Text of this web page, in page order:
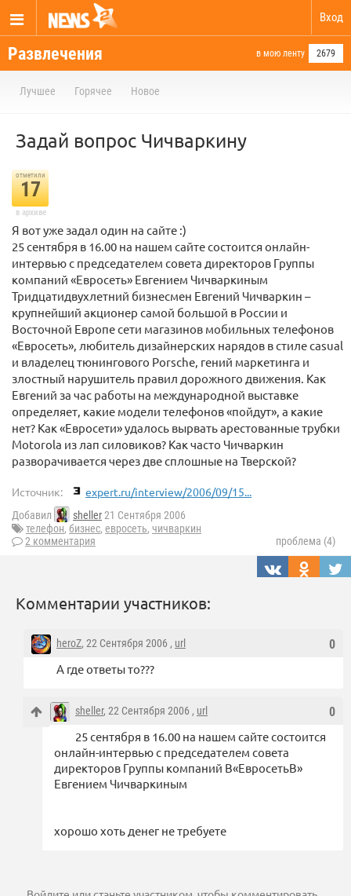
Вход
Развлечения в мою ленту 2679
Лучшее Горячее Новое
Задай вопрос Чичваркину
отметили
17
в архиве
Я вот уже задал один на сайте :)
25 сентября в 16.00 на нашем сайте состоится онлайн-
интервью с председателем совета директоров Группы
компаний «Евросеть» Евгением Чичваркиным
Тридцатидвухлетний бизнесмен Евгений Чичваркин –
крупнейший акционер самой большой в России и
Восточной Европе сети магазинов мобильных телефонов
«Евросеть», любитель дизайнерских нарядов в стиле casual
и владелец тюнингового Porsche, гений маркетинга и
злостный нарушитель правил дорожного движения. Как
Евгений за час работы на международной выставке
определяет, какие модели телефонов «пойдут», а какие
нет? Как «Евросети» удалось вырвать арестованные трубки
Motorola из лап силовиков? Как часто Чичваркин
разворачивается через две сплошные на Тверской?
Источник: expert.ru/interview/2006/09/15...
Добавил sheller21 Сентября 2006
телефон, бизнес, евросеть, чичваркин
2 комментария
проблема (4)
Комментарии участников:
0
heroZ, 22 Сентября 2006 , url
А где ответы то???
0
sheller, 22 Сентября 2006 , url
25 сентября в 16.00 на нашем сайте состоится
онлайн-интервью с председателем совета
директоров Группы компаний В«ЕвросетьВ»
Евгением Чичваркиным
хорошо хоть денег не требуете